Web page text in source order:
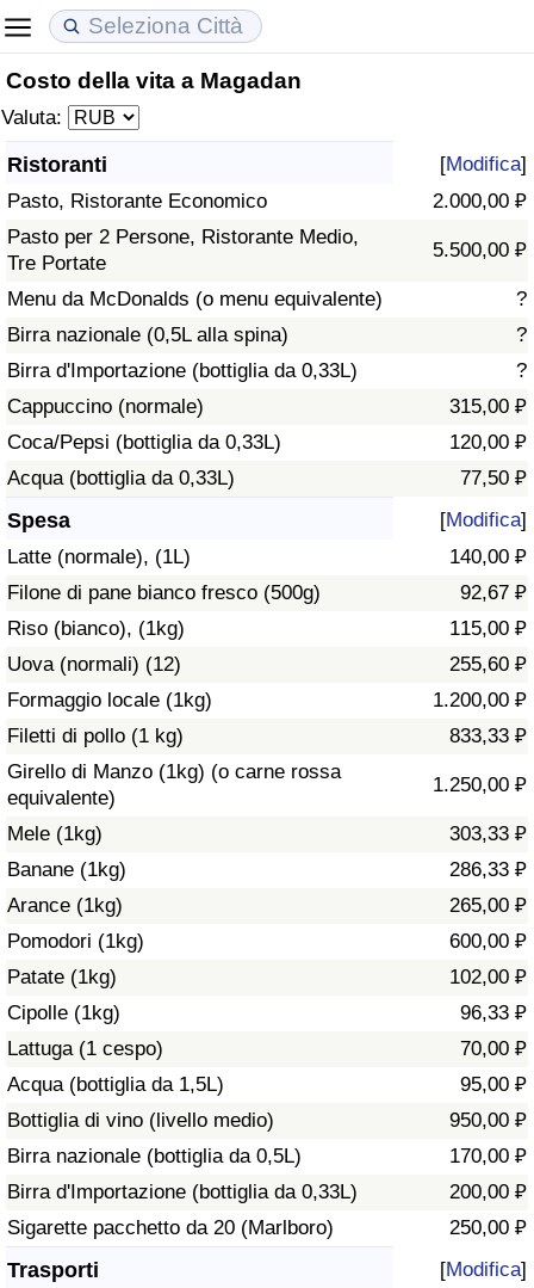
Costo della vita a Magadan
Valuta:
Ristoranti [Modifica]
Pasto, Ristorante Economico
2.000,00 ₽
Pasto per 2 Persone, Ristorante Medio,
Tre Portate
5.500,00 ₽
Menu da McDonalds (o menu equivalente)
?
Birra nazionale (0,5L alla spina)
?
Birra d'Importazione (bottiglia da 0,33L)
?
Cappuccino (normale)
315,00 ₽
Coca/Pepsi (bottiglia da 0,33L)
120,00 ₽
Acqua (bottiglia da 0,33L)
77,50 ₽
Spesa [Modifica]
Latte (normale), (1L)
140,00 ₽
Filone di pane bianco fresco (500g)
92,67 ₽
Riso (bianco), (1kg)
115,00 ₽
Uova (normali) (12)
255,60 ₽
Formaggio locale (1kg)
1.200,00 ₽
Filetti di pollo (1 kg)
833,33 ₽
Girello di Manzo (1kg) (o carne rossa
equivalente)
1.250,00 ₽
Mele (1kg)
303,33 ₽
Banane (1kg)
286,33 ₽
Arance (1kg)
265,00 ₽
Pomodori (1kg)
600,00 ₽
Patate (1kg)
102,00 ₽
Cipolle (1kg)
96,33 ₽
Lattuga (1 cespo)
70,00 ₽
Acqua (bottiglia da 1,5L)
95,00 ₽
Bottiglia di vino (livello medio)
950,00 ₽
Birra nazionale (bottiglia da 0,5L)
170,00 ₽
Birra d'Importazione (bottiglia da 0,33L)
200,00 ₽
Sigarette pacchetto da 20 (Marlboro)
250,00 ₽
Trasporti [Modifica]
Costo della vita
Indice Del Costo Della Vita (corrente)
Indice Del Costo Della Vita
Indice del Costo della Vita per Nazione
ad Aqaba
Prezzi degli immobili
Indice del Prezzo delle Case (Corrente)
Indice del Prezzo delle Case
Indice del Prezzo delle Case per Nazione
Qualità della Vita
Indice della Qualità della Vita
Indice della Qualità della Vita (Corrente)
Indice della qualità della vita per Paese
Criminalità
Indice del Tasso di Criminalità (Corrente)
Indice della Criminalità
Indice di criminalità per paese
Indice dell’Assistenza Sanitaria (Corrente)
Indice dell’Assistenza Sanitaria
Indice dell’Assistenza Sanitaria per
Nazione
Inquinamento
Indice dell’Inquinamento (Corrente)
Indice di inquinamento
Indice dell’Inquinamento per Nazione
Traffico
Indice del Traffico
Indice del traffico (Corrente)
Indice del traffico per Nazione